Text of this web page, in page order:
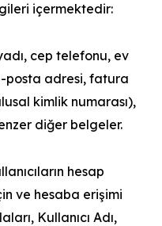
içermektedir:
cep telefonu, ev
posta adresi, fatura
kimlik numarası),
diğer belgeler.
hesap
ve hesaba erişimi
Kullanıcı Adı,